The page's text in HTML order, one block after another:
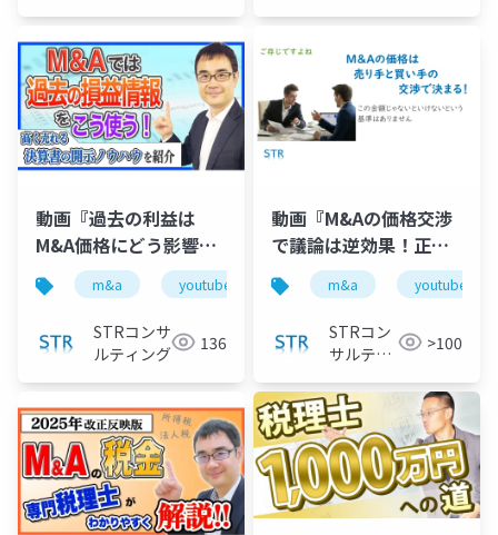
動画『過去の利益は
M&A価格にどう影響す
る？適切な見せ方を公
認会計士が解説！』で
投影した資料
m&a youtube 公認会計士 税理士
STRコンサ
ルティング
136
動画『M&Aの価格交渉
で議論は逆効果！正し
い駆け引きのポイント
を公認会計士が解説』
で投影した資料
m&a youtube
STRコン
サルティ
>100